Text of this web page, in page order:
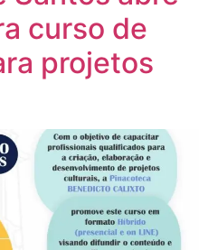
curso de
projetos